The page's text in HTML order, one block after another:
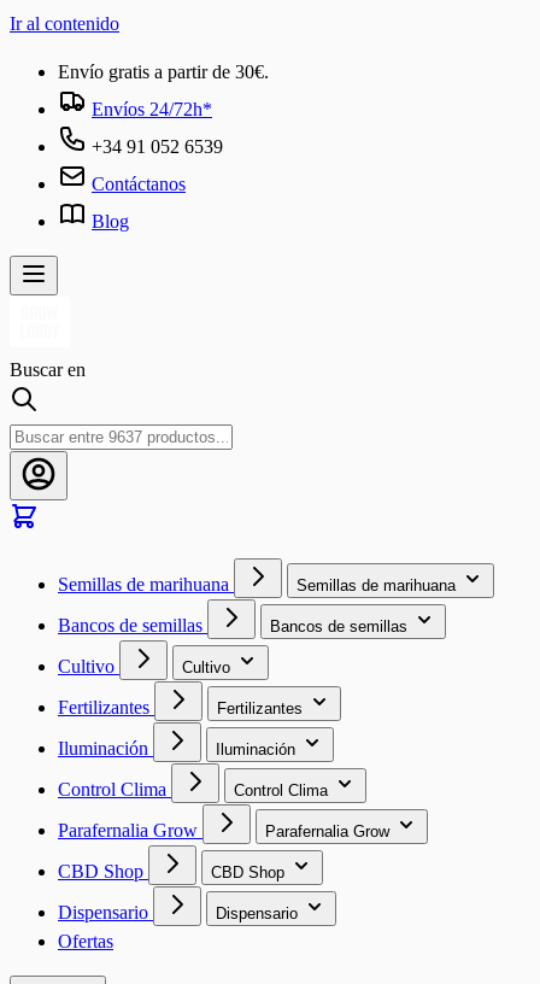
Ir al contenido
Envío gratis a partir de 30€.
Envíos 24/72h*
+34 91 052 6539
Contáctanos
Blog
Buscar en
Semillas de marihuana Semillas de marihuana
Bancos de semillas Bancos de semillas
Cultivo Cultivo
Fertilizantes Fertilizantes
Iluminación Iluminación
Control Clima Control Clima
Parafernalia Grow Parafernalia Grow
CBD Shop CBD Shop
Dispensario Dispensario
Ofertas